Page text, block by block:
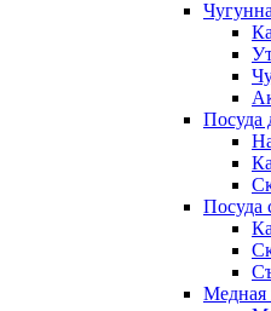
Посуда
Посуда
Медная